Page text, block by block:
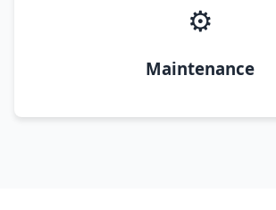
⚙️
Maintenance